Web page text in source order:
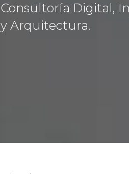
Consultoría Digital,
y Arquitectura.